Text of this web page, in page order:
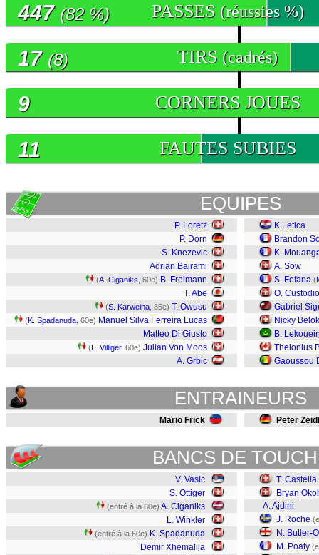
PASSES (réussies %)
447 (82 %)
TIRS (cadrés)
17 (8)
CORNERS JOUES
9
FAUTES SUBIES
11
EQUIPES
P. Loretz
P. Dorn
S. Knezevic
Adrian Bajrami
(A. Ciganiks , 60e) B. Freimann
T. Abe
(S. Karweina , 85e) T. Owusu
(K. Spadanuda , 60e) Manuel Silva Ferreira Lucas
Matteo Di Giusto
(L. Villiger, 60e) Julian Von Moos
A. Grbic
K.Letica
Brandon
K.
A. Sow
S. Fofana (
O. Custodio
Gabriel
Nicky
B.
Thelonius
Gaoussou
ENTRAINEURS
Mario Frick Peter
BANCS DE
V. Vasic
S. Ottiger
(entré à la 60e) A. Ciganiks
L. Winkler
(entré à la 60e) K. Spadanuda
Demir Xhemalija
T. Castella
Bryan
A. Ajdini
J. Roche
N. Butler-
M. Poaty